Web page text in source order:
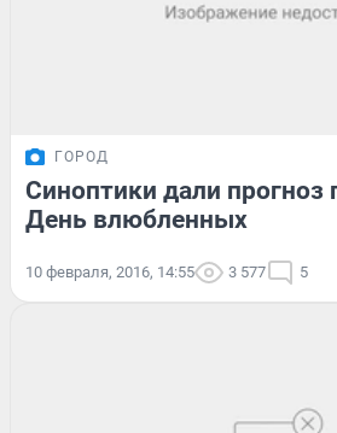
ГОРОД
Синоптики дали прогноз
День влюбленных
10 февраля, 2016, 14:55 3 577 5